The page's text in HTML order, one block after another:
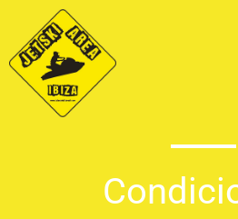
contenido